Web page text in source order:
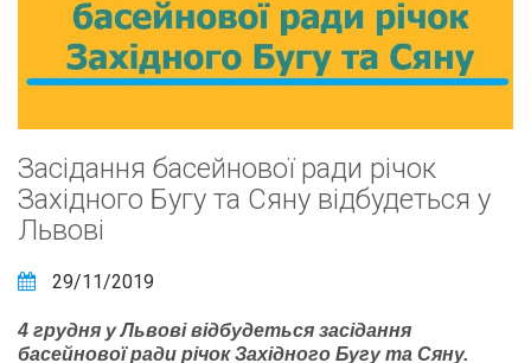
Засідання басейнової ради річок
Західного Бугу та Сяну відбудеться у
Львові
29/11/2019
4 грудня у Львові відбудеться засідання
басейнової ради річок Західного Бугу та Сяну.